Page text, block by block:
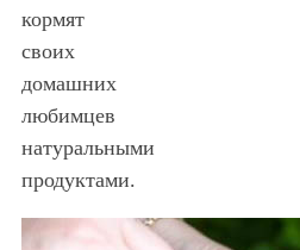
кормят
своих
домашних
любимцев
натуральными
продуктами.